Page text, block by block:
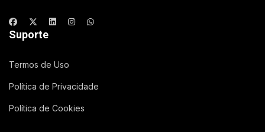
Suporte
Termos de Uso
Política de Privacidade
Política de Cookies